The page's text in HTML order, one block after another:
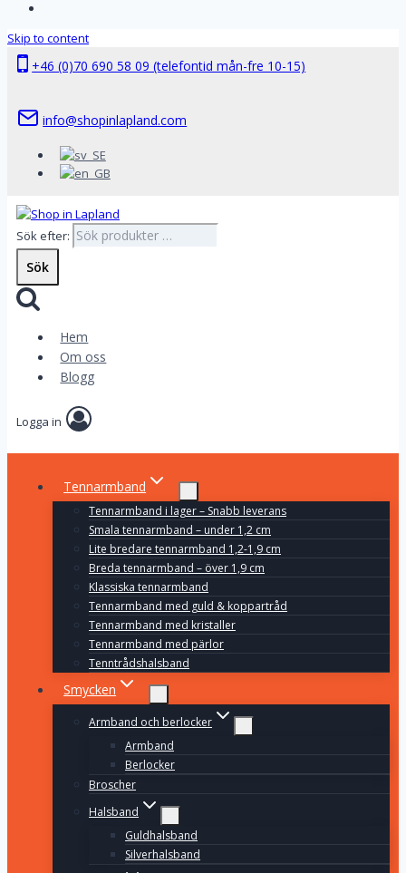
Skip to content
+46 (0)70 690 58 09 (telefontid mån-fre 10-15)
info@shopinlapland.com
Sök efter:
Sök
Hem
Om oss
Blogg
Logga in
Tennarmband
Tennarmband i lager – Snabb leverans
Smala tennarmband – under 1,2 cm
Lite bredare tennarmband 1,2-1,9 cm
Breda tennarmband – över 1,9 cm
Klassiska tennarmband
Tennarmband med guld & koppartråd
Tennarmband med kristaller
Tennarmband med pärlor
Tenntrådshalsband
Smycken
Armband och berlocker
Armband
Berlocker
Broscher
Halsband
Guldhalsband
Silverhalsband